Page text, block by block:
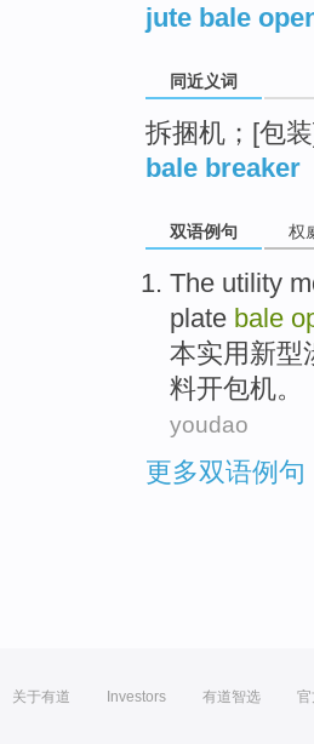
jute bale
同近义词
拆捆机；[包
bale breaker
双语例句 权
The utility
plate bale
本实用新型
料开包机。
youdao
更多双语例句
关于有道 Investors 有道智选 官